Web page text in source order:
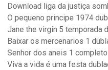
Download liga da justiça
O pequeno principe 1974
Jane the virgin 5 temporada
Baixar os mercenarios 1
Senhor dos aneis 1
Viva a vida é uma festa